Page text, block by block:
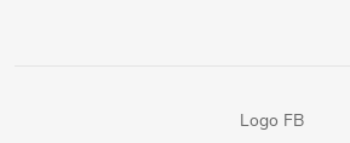
Logo FB